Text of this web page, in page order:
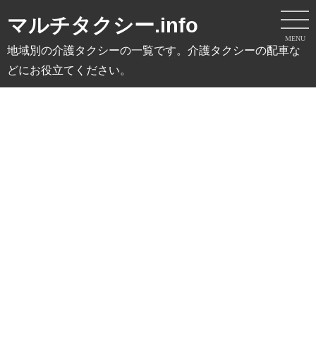
MENU
マルチタクシー.info
地域別の介護タクシーの一覧です。介護タクシーの配車な
どにお役立てください。